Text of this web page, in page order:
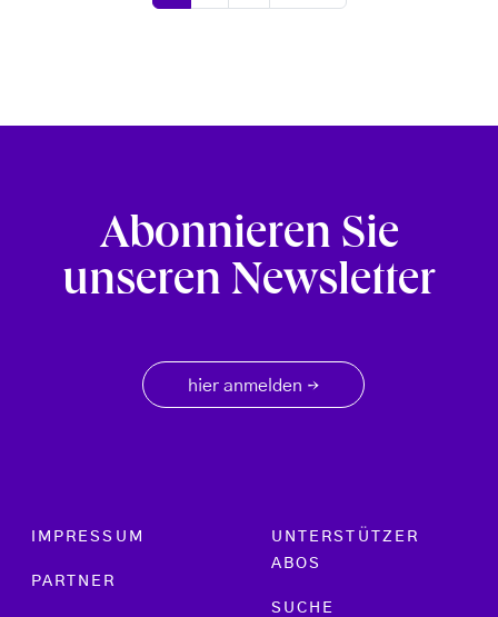
Abonnieren Sie
unseren Newsletter
hier anmelden →
Footer menu
IMPRESSUM
PARTNER
UNTERSTÜTZER
ABOS
SUCHE